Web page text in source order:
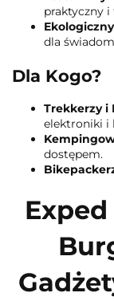
praktyczny i
dla
Dla Kogo?
Trekkerzy i
elektroniki i
dostępem.
Exped